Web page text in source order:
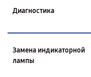
Диагностика
Замена индикаторной
лампы